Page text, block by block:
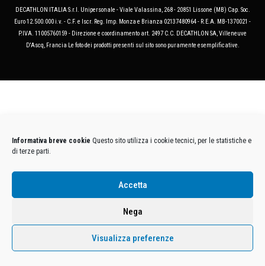
Informativa breve cookie Questo sito utilizza i cookie tecnici, per le statistiche e
di terze parti.
Accetta
Nega
Visualizza preferenze
DECATHLON ITALIA S.r.l. Unipersonale - Viale Valassina, 268 - 20851 Lissone (MB) Cap. Soc.
Euro 12.500.000 i.v. - C.F. e Iscr. Reg. Imp. Monza e Brianza 02137480964 - R.E.A. MB-1370021 -
P.IVA. 11005760159 - Direzione e coordinamento art. 2497 C.C. DECATHLON SA, Villeneuve
D'Ascq, Francia Le foto dei prodotti presenti sul sito sono puramente esemplificative.